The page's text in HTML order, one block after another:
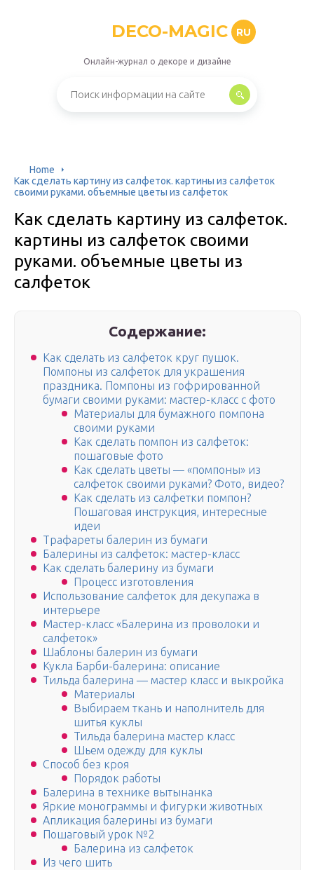
DECO-MAGIC RU
Онлайн-журнал о декоре и дизайне
Home
Как сделать картину из салфеток. картины из салфеток
своими руками. объемные цветы из салфеток
Как сделать картину из салфеток.
картины из салфеток своими
руками. объемные цветы из
салфеток
Содержание:
Как сделать из салфеток круг пушок.
Помпоны из салфеток для украшения
праздника. Помпоны из гофрированной
бумаги своими руками: мастер-класс с фото
Материалы для бумажного помпона
своими руками
Как сделать помпон из салфеток:
пошаговые фото
Как сделать цветы — «помпоны» из
салфеток своими руками? Фото, видео?
Как сделать из салфетки помпон?
Пошаговая инструкция, интересные
идеи
Трафареты балерин из бумаги
Балерины из салфеток: мастер-класс
Как сделать балерину из бумаги
Процесс изготовления
Использование салфеток для декупажа в
интерьере
Мастер-класс «Балерина из проволоки и
салфеток»
Шаблоны балерин из бумаги
Кукла Барби-балерина: описание
Тильда балерина — мастер класс и выкройка
Материалы
Выбираем ткань и наполнитель для
шитья куклы
Тильда балерина мастер класс
Шьем одежду для куклы
Способ без кроя
Порядок работы
Балерина в технике вытынанка
Яркие монограммы и фигурки животных
Апликация балерины из бумаги
Пошаговый урок №2
Балерина из салфеток
Из чего шить